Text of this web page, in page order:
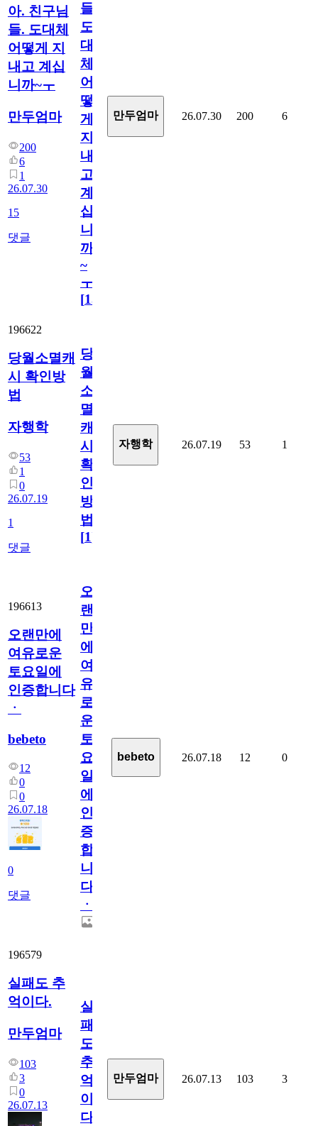
아. 친구님
들. 도대체
어떻게 지
내고 계십
니까~ㅜ
만두엄마
200
6
1
26.07.30
15
댓글
들.
도
대
체
어
떻
게
지
내
고
계
십
니
까
~
ㅜ
[15
만두엄마 26.07.30 200 6
196622
당월소멸캐
시 확인방
법
자행학
53
1
0
26.07.19
1
댓글
당
월
소
멸
캐
시
확
인
방
법
[1]
자행학 26.07.19 53 1
196613
오랜만에
여유로운
토요일에
인증합니다
ㆍ
bebeto
12
0
0
26.07.18
0
댓글
오
랜
만
에
여
유
로
운
토
요
일
에
인
증
합
니
다
ㆍ
bebeto 26.07.18 12 0
196579
실패도 추
억이다.
만두엄마
103
3
0
26.07.13
실
패
도
추
억
이
다.
만두엄마 26.07.13 103 3